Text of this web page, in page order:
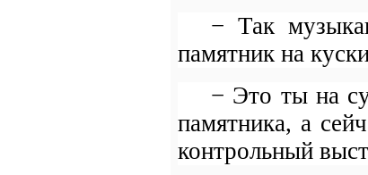
− Так
памятник на
− Это ты на
памятника, а
контрольный